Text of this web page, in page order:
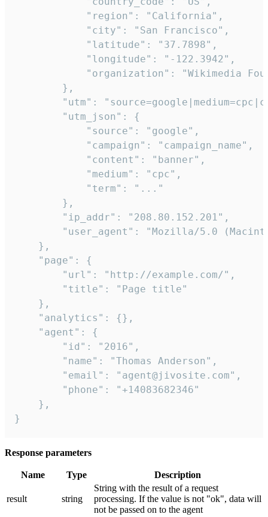
            "region": "California",
            "city": "San Francisco",
            "latitude": "37.7898",
            "longitude": "-122.3942",
"organization": "Wikimedia
        },
"utm":
        "utm_json": {
            "source": "google",
            "campaign": "campaign_name",
            "content": "banner",
            "medium": "cpc",
            "term": "..."
        },
        "ip_addr": "208.80.152.201",
"user_agent": "Mozilla/5.0
    },
    "page": {
        "url": "http://example.com/",
        "title": "Page title"
    },
    "analytics": {},
    "agent": {
        "id": "2016",
        "name": "Thomas Anderson",
        "email": "agent@jivosite.com",
        "phone": "+14083682346"
    },
}
Response parameters
Name Type Description
result string
String with the result of a request
processing. If the value is not "ok", data will
not be passed on to the agent